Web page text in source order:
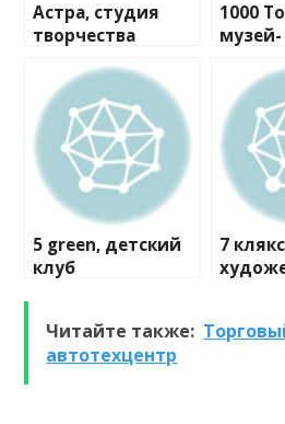
Астра, студия
творчества
1000
музей-
5 green, детский
клуб
7
Читайте также:
автотехцентр